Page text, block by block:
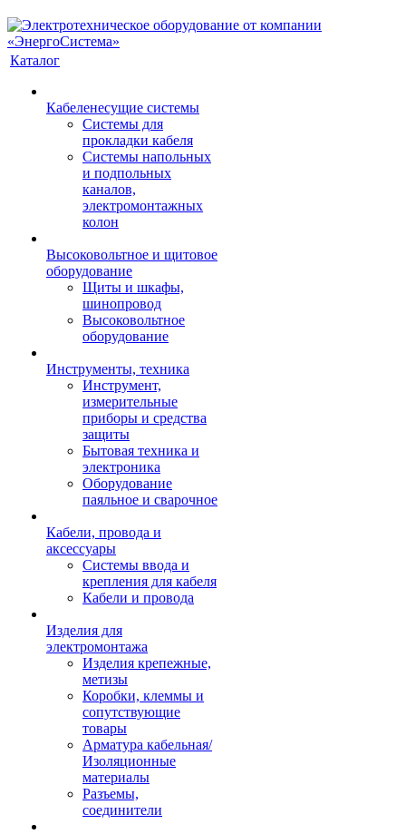
Каталог
Кабеленесущие системы
Системы для
прокладки кабеля
Системы напольных
и подпольных
каналов,
электромонтажных
колон
Высоковольтное и щитовое
оборудование
Щиты и шкафы,
шинопровод
Высоковольтное
оборудование
Инструменты, техника
Инструмент,
измерительные
приборы и средства
защиты
Бытовая техника и
электроника
Оборудование
паяльное и сварочное
Кабели, провода и
аксессуары
Системы ввода и
крепления для кабеля
Кабели и провода
Изделия для
электромонтажа
Изделия крепежные,
метизы
Коробки, клеммы и
сопутствующие
товары
Арматура кабельная/
Изоляционные
материалы
Разъемы,
соединители